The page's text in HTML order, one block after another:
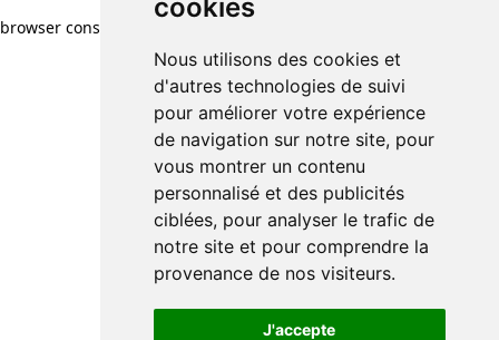
cookies
Nous utilisons des cookies et
d'autres technologies de suivi
pour améliorer votre expérience
de navigation sur notre site, pour
vous montrer un contenu
personnalisé et des publicités
ciblées, pour analyser le trafic de
notre site et pour comprendre la
provenance de nos visiteurs.
J'accepte
browser console for more information)